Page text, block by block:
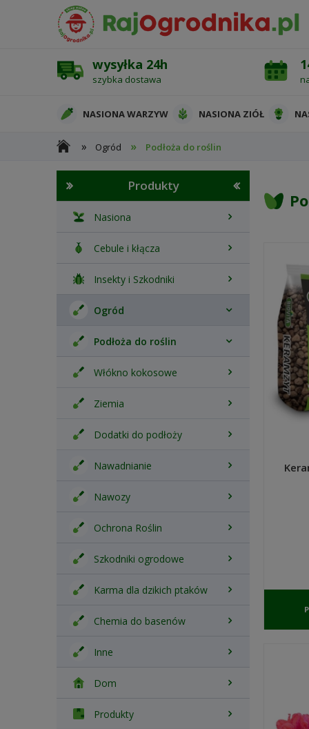
wysyłka 24h
szybka dostawa
NASIONA WARZYW NASIONA ZIÓŁ
OCHRONA ROŚLIN
» Ogród » Podłoża do roślin
Produkty
Nasiona
Cebule i kłącza
Insekty i Szkodniki
Ogród
Podłoża do roślin
Włókno kokosowe
Ziemia
Dodatki do podłoży
Nawadnianie
Nawozy
Ochrona Roślin
Szkodniki ogrodowe
Karma dla dzikich ptaków
Chemia do basenów
Inne
Dom
Produkty